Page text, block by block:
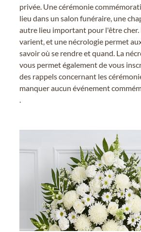
privée. Une cérémonie
lieu dans un salon funéraire, une
autre lieu important pour l'être cher.
varient, et une nécrologie permet
savoir où se rendre et quand. La
vous permet également de vous
des rappels concernant les
manquer aucun événement